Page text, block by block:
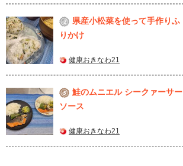
2
県産⼩松菜を使って⼿作りふ
りかけ
健康おきなわ21
3
鮭のムニエル シークァーサー
ソース
健康おきなわ21